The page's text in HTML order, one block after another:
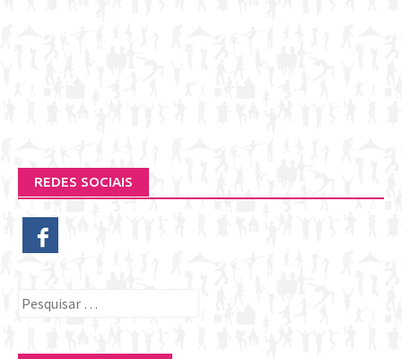
REDES SOCIAIS
Pesquisar